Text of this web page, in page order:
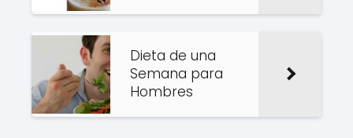
Dieta de una
Semana para
Hombres